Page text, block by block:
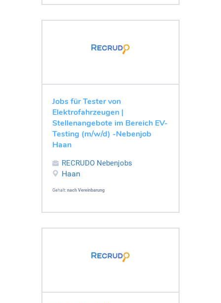
Jobs für Tester von
Elektrofahrzeugen |
Stellenangebote im Bereich EV-
Testing (m/w/d) -Nebenjob
Haan
RECRUDO Nebenjobs
Haan
Gehalt: nach Vereinbarung